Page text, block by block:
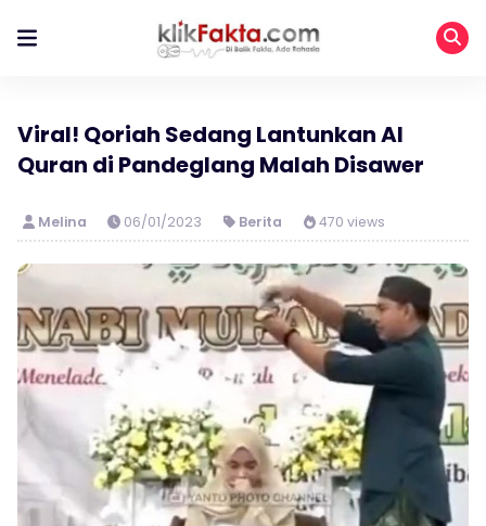
Viral! Qoriah Sedang Lantunkan Al
Quran di Pandeglang Malah Disawer
Melina 06/01/2023 Berita 470 views